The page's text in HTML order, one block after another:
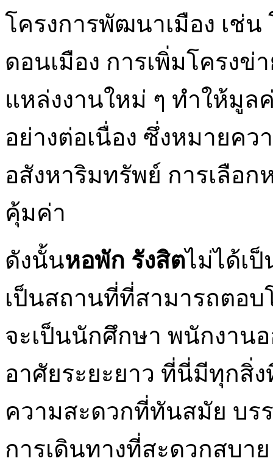
โครงการพัฒนาเมือง เช่
ดอนเมือง การเพิ่มโครงข่
แหล่งงานใหม่ ๆ ทำให้มู
อย่างต่อเนื่อง ซึ่งหมายค
อสังหาริมทรัพย์ การเลือก
คุ้มค่า
ดังนั้นหอพัก รังสิตไม่ได้เ
เป็นสถานที่ที่สามารถตอ
จะเป็นนักศึกษา พนักงาน
อาศัยระยะยาว ที่นี่มีทุกสิ่
ความสะดวกที่ทันสมัย บร
การเดินทางที่สะดวกสบ